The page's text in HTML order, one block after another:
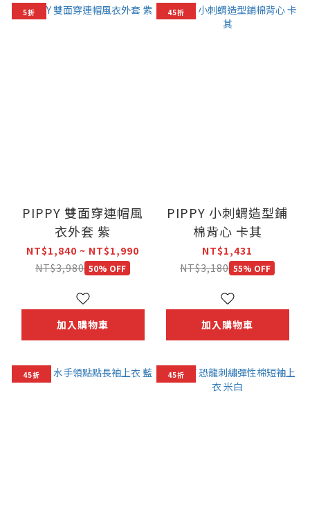
5折
PIPPY 雙面穿連帽風
衣外套 紫
NT$1,840 ~ NT$1,990
NT$3,980 50% OFF
加入購物車
45折
PIPPY 小刺蝟造型鋪
棉背心 卡其
NT$1,431
NT$3,180 55% OFF
加入購物車
45折 45折